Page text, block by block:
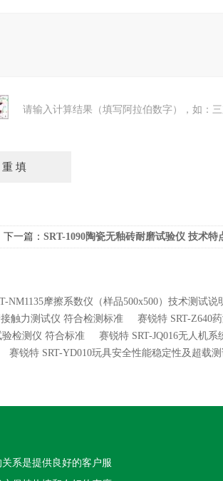
请输入计算结果（填写阿拉伯数字），如：
下一篇： SRT-1090陶瓷无釉砖耐磨试验仪 技术特
NM1135摩擦系数仪（样品500x500）技术测试说
触力测试仪 符合检测标准
赛锐特 SRT-Z640
验检测仪 符合标准
赛锐特 SRT-JQ016无人机
赛锐特 SRT-YD010玩具安全性能稳定性及超载
系是提供良好的客户服